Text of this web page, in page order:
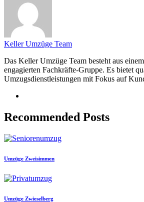
Keller Umzüge Team
Das Keller Umzüge Team besteht aus
engagierten Fachkräfte-Gruppe. Es bietet
Umzugsdienstleistungen mit Fokus auf
Recommended Posts
Umzüge Zweisimmen
Umzüge Zwieselberg